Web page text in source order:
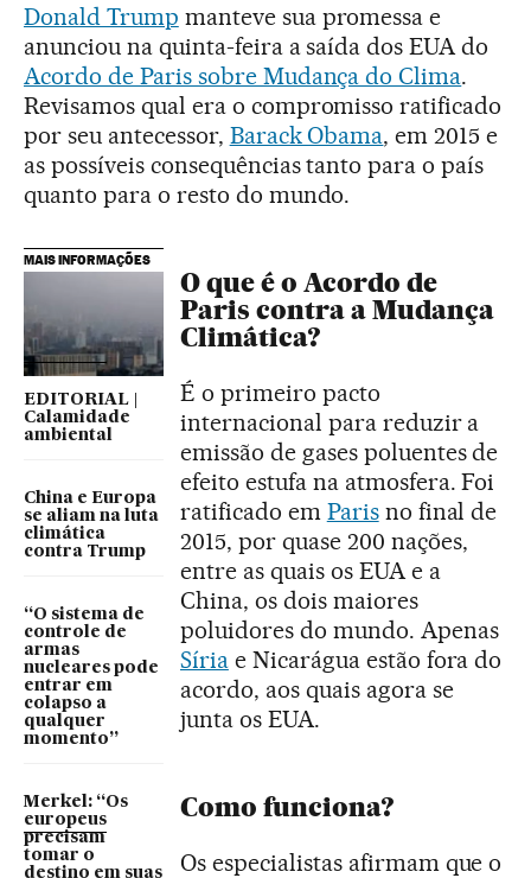
Donald Trump manteve sua promessa e
anunciou na quinta-feira a saída dos EUA do
Acordo de Paris sobre Mudança do Clima.
Revisamos qual era o compromisso ratificado
por seu antecessor, Barack Obama, em 2015 e
as possíveis consequências tanto para o país
quanto para o resto do mundo.
MAIS INFORMAÇÕES
EDITORIAL |
Calamidade
ambiental
China e Europa
se aliam na luta
climática
contra Trump
“O sistema de
controle de
armas
nucleares pode
entrar em
colapso a
qualquer
momento”
Merkel: “Os
europeus
precisam
tomar o
destino em suas
O que é o Acordo de
Paris contra a Mudança
Climática?
É o primeiro pacto
internacional para reduzir a
emissão de gases poluentes de
efeito estufa na atmosfera. Foi
ratificado em Parisno final de
2015, por quase 200 nações,
entre as quais os EUA e a
China, os dois maiores
poluidores do mundo. Apenas
Síriae Nicarágua estão fora do
acordo, aos quais agora se
junta os EUA.
Como funciona?
Os especialistas afirmam que o